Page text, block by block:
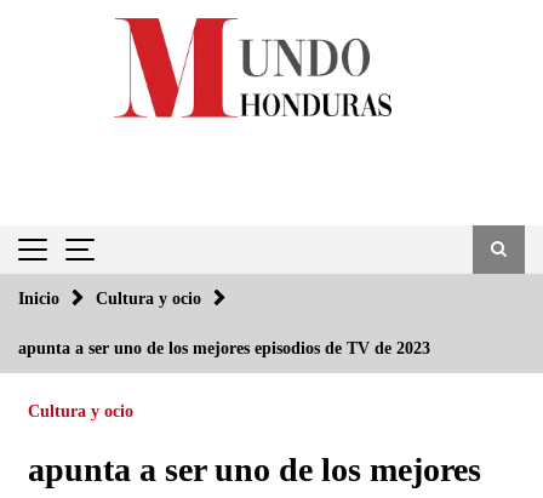
Inicio Cultura y ocio
apunta a ser uno de los mejores episodios de TV de 2023
Cultura y ocio
apunta a ser uno de los mejores